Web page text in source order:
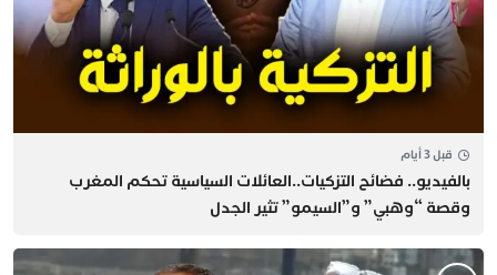
قبل 3 أيام
بالفيديو.. فضائح التزكيات..العائلات السياسية تحكم المغرب
وقصة “وهبي” و”السيمو” تثير الجدل